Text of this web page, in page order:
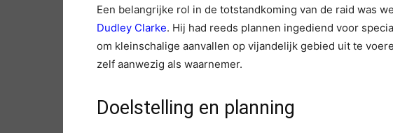
Een belangrijke rol in de totstandkoming van de raid was
Dudley Clarke. Hij had reeds plannen ingediend voor
om kleinschalige aanvallen op vijandelijk gebied uit te
zelf aanwezig als waarnemer.
Doelstelling en planning